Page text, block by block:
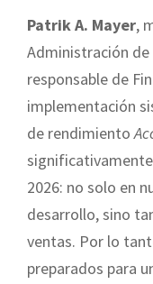
Patrik A. Mayer,
Administración
responsable de
implementación
de rendimiento
2026: no solo en
desarrollo, sino
ventas. Por lo
preparados para